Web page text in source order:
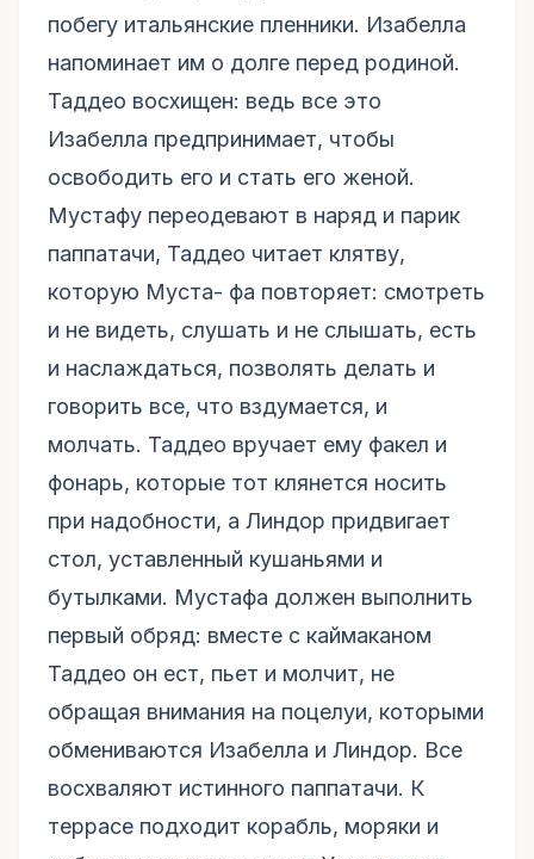
побегу итальянские пленники. Изабелла
напоминает им о долге перед родиной.
Таддео восхищен: ведь все это
Изабелла предпринимает, чтобы
освободить его и стать его женой.
Мустафу переодевают в наряд и парик
паппатачи, Таддео читает клятву,
которую Муста- фа повторяет: смотреть
и не видеть, слушать и не слышать, есть
и наслаждаться, позволять делать и
говорить все, что вздумается, и
молчать. Таддео вручает ему факел и
фонарь, которые тот клянется носить
при надобности, а Линдор придвигает
стол, уставленный кушаньями и
бутылками. Мустафа должен выполнить
первый обряд: вместе с каймаканом
Таддео он ест, пьет и молчит, не
обращая внимания на поцелуи, которыми
обмениваются Изабелла и Линдор. Все
восхваляют истинного паппатачи. К
террасе подходит корабль, моряки и